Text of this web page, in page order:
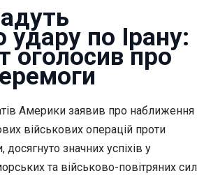
удару по Ірану:
оголосив про
Америки заявив про наближення
військових операцій проти
значних успіхів у
та військово-повітряних сил